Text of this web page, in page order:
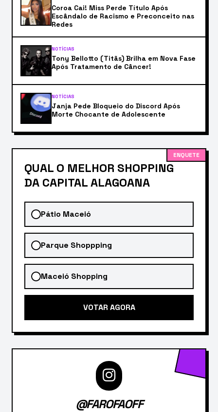
Coroa Cai! Miss Perde Título Após
Escândalo de Racismo e Preconceito nas
Redes
NOTÍCIAS
Tony Bellotto (Titãs) Brilha em Nova Fase
Após Tratamento de Câncer!
NOTÍCIAS
Janja Pede Bloqueio do Discord Após
Morte Chocante de Adolescente
ENQUETE
QUAL O MELHOR SHOPPING
DA CAPITAL ALAGOANA
Pátio Maceió
Parque Shoppping
Maceió Shopping
VOTAR AGORA
@FAROFAOFF